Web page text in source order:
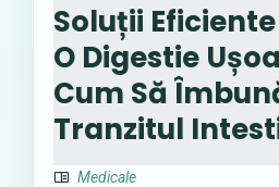
Soluții
O Digestie
Cum Să
Tranzitul
Medicale